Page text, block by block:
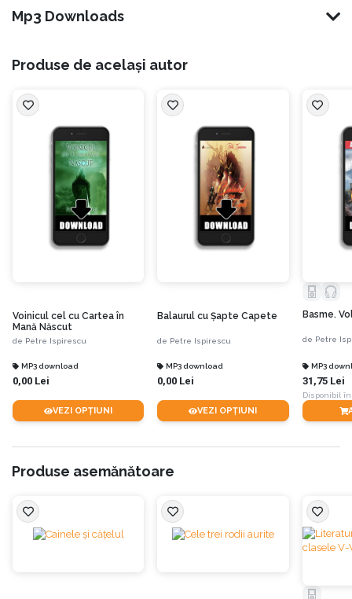
Mp3 Downloads
Produse de același autor
Voinicul cel cu Cartea în
Mană Născut
de Petre Ispirescu
MP3 download
0,00 Lei
VEZI OPȚIUNI
Balaurul cu Şapte Capete
de Petre Ispirescu
MP3 download
0,00 Lei
VEZI OPȚIUNI
Basme.
de Petre
MP3
31,75 Lei
Disponibil
Produse asemănătoare